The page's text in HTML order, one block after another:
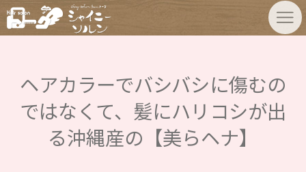
ヘアカラーでバシバシに傷むの
ではなくて、髪にハリコシが出
る沖縄産の【美らヘナ】